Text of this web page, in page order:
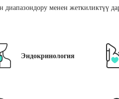
менен жеткиликтүү
Эндокринология